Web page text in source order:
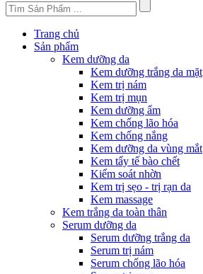
Trang chủ
Sản phẩm
Kem dưỡng da
Kem dưỡng trắng da mặt
Kem trị nám
Kem trị mụn
Kem dưỡng ẩm
Kem chống lão hóa
Kem chống nắng
Kem dưỡng da vùng mắt
Kem tẩy tế bào chết
Kiểm soát nhờn
Kem trị sẹo - trị rạn da
Kem massage
Kem trắng da toàn thân
Serum dưỡng da
Serum dưỡng trắng da
Serum trị nám
Serum chống lão hóa